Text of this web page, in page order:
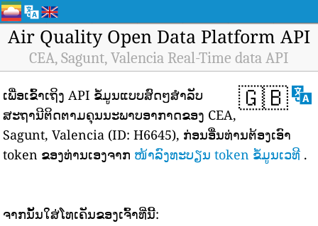
Air Quality Open Data Platform API
CEA, Sagunt, Valencia Real-Time data API
🇬🇧
ເພື່ອເຂົ້າເຖິງ API ຂໍ້ມູນແບບສົດໆສຳລັບ
ສະຖານີຕິດຕາມຄຸນນະພາບອາກາດຂອງ CEA,
Sagunt, Valencia (ID: H6645), ກ່ອນອື່ນທ່ານຕ້ອງເອົາ
token ຂອງທ່ານເອງຈາກ ໜ້າລົງທະບຽນ token ຂໍ້ມູນເວທີ .
ຈາກນັ້ນໃສ່ໂທເຄັນຂອງເຈົ້າທີ່ນີ້: